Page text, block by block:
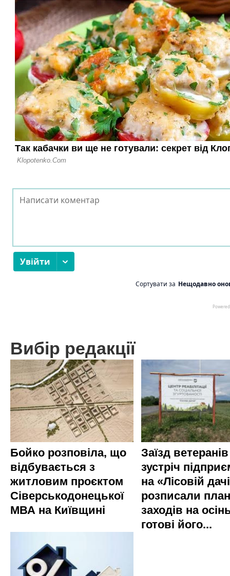
Вибір редакції
Бойко розповіла, що
відбувається з
житловим проєктом
Сіверськодонецької
МВА на Київщині
Заїзд
зустріч
на «Лісовій
розписали план
заходів на
готові його...